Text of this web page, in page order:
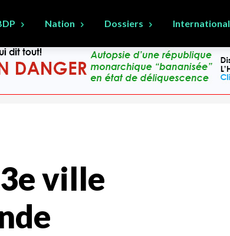
Nation Dossiers International
ville